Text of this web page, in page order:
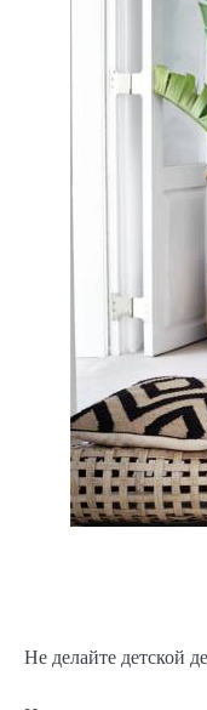
Не делайте детской